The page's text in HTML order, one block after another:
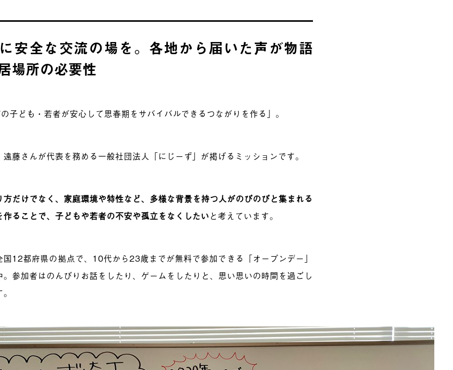
安全な交流の場を。各地から届いた声が物語
場所の必要性
子ども・若者が安心して思春期をサバイバルできるつながりを作る」。
遠藤さんが代表を務める一般社団法人「にじーず」が掲げるミッションです。
方だけでなく、家庭環境や特性など、多様な背景を持つ人がのびのびと集まれる
作ることで、子どもや若者の不安や孤立をなくしたいと考えています。
国12都府県の拠点で、10代から23歳までが無料で参加できる「オープンデー」
。参加者はのんびりお話をしたり、ゲームをしたりと、思い思いの時間を過ごし